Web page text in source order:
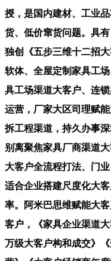
授，是国内建材、工业
货、低价窜货问题。具
独创《五步三维十二招
软体、全屋定制家具工
具工场渠道大客户、连
运营，厂家大区司理赋
拆工程渠道，持久办事
别离聚焦家具厂商渠道
大客户全流程打法、门
适合企业搭建尺度化大
率。阿米巴思维赋能大
客户，《家具企业渠道
万级大客户构和成交》